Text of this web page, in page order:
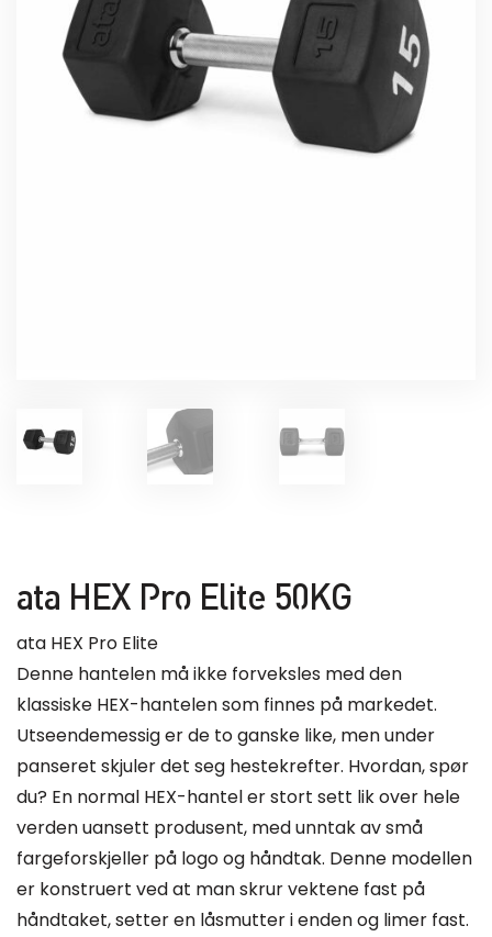
ata HEX Pro Elite 50KG
ata HEX Pro Elite
Denne hantelen må ikke forveksles med den
klassiske HEX-hantelen som finnes på markedet.
Utseendemessig er de to ganske like, men under
panseret skjuler det seg hestekrefter. Hvordan, spør
du? En normal HEX-hantel er stort sett lik over hele
verden uansett produsent, med unntak av små
fargeforskjeller på logo og håndtak. Denne modellen
er konstruert ved at man skrur vektene fast på
håndtaket, setter en låsmutter i enden og limer fast.